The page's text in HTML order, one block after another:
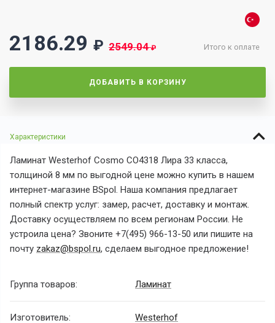
Итого к оплате
2186.29 ₽ 2549.04₽
ДОБАВИТЬ В КОРЗИНУ
Характеристики
Ламинат Westerhof Cosmo CO4318 Лира 33 класса,
толщиной 8 мм по выгодной цене можно купить в нашем
интернет-магазине BSpol. Наша компания предлагает
полный спектр услуг: замер, расчет, доставку и монтаж.
Доставку осуществляем по всем регионам России. Не
устроила цена? Звоните +7(495) 966-13-50 или пишите на
почту zakaz@bspol.ru, сделаем выгодное предложение!
Группа товаров: Ламинат
Изготовитель: Westerhof